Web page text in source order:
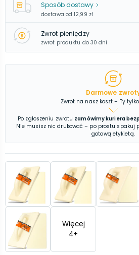
Sposób dostawy
dostawa od 12,99 zł
Zwrot pieniędzy
zwrot produktu do 30 dni
Darmowe
Zwrot na nasz koszt – Ty
Po zgłoszeniu zwrotu zamówimy kuriera
Nie musisz nic drukować – po prostu spakuj
gotową etykietą.
Więcej
4+